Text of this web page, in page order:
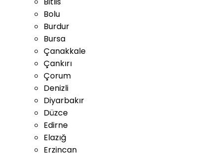
Bolu
Burdur
Bursa
Çanakkale
Çankırı
Çorum
Denizli
Diyarbakır
Düzce
Edirne
Elazığ
Erzincan